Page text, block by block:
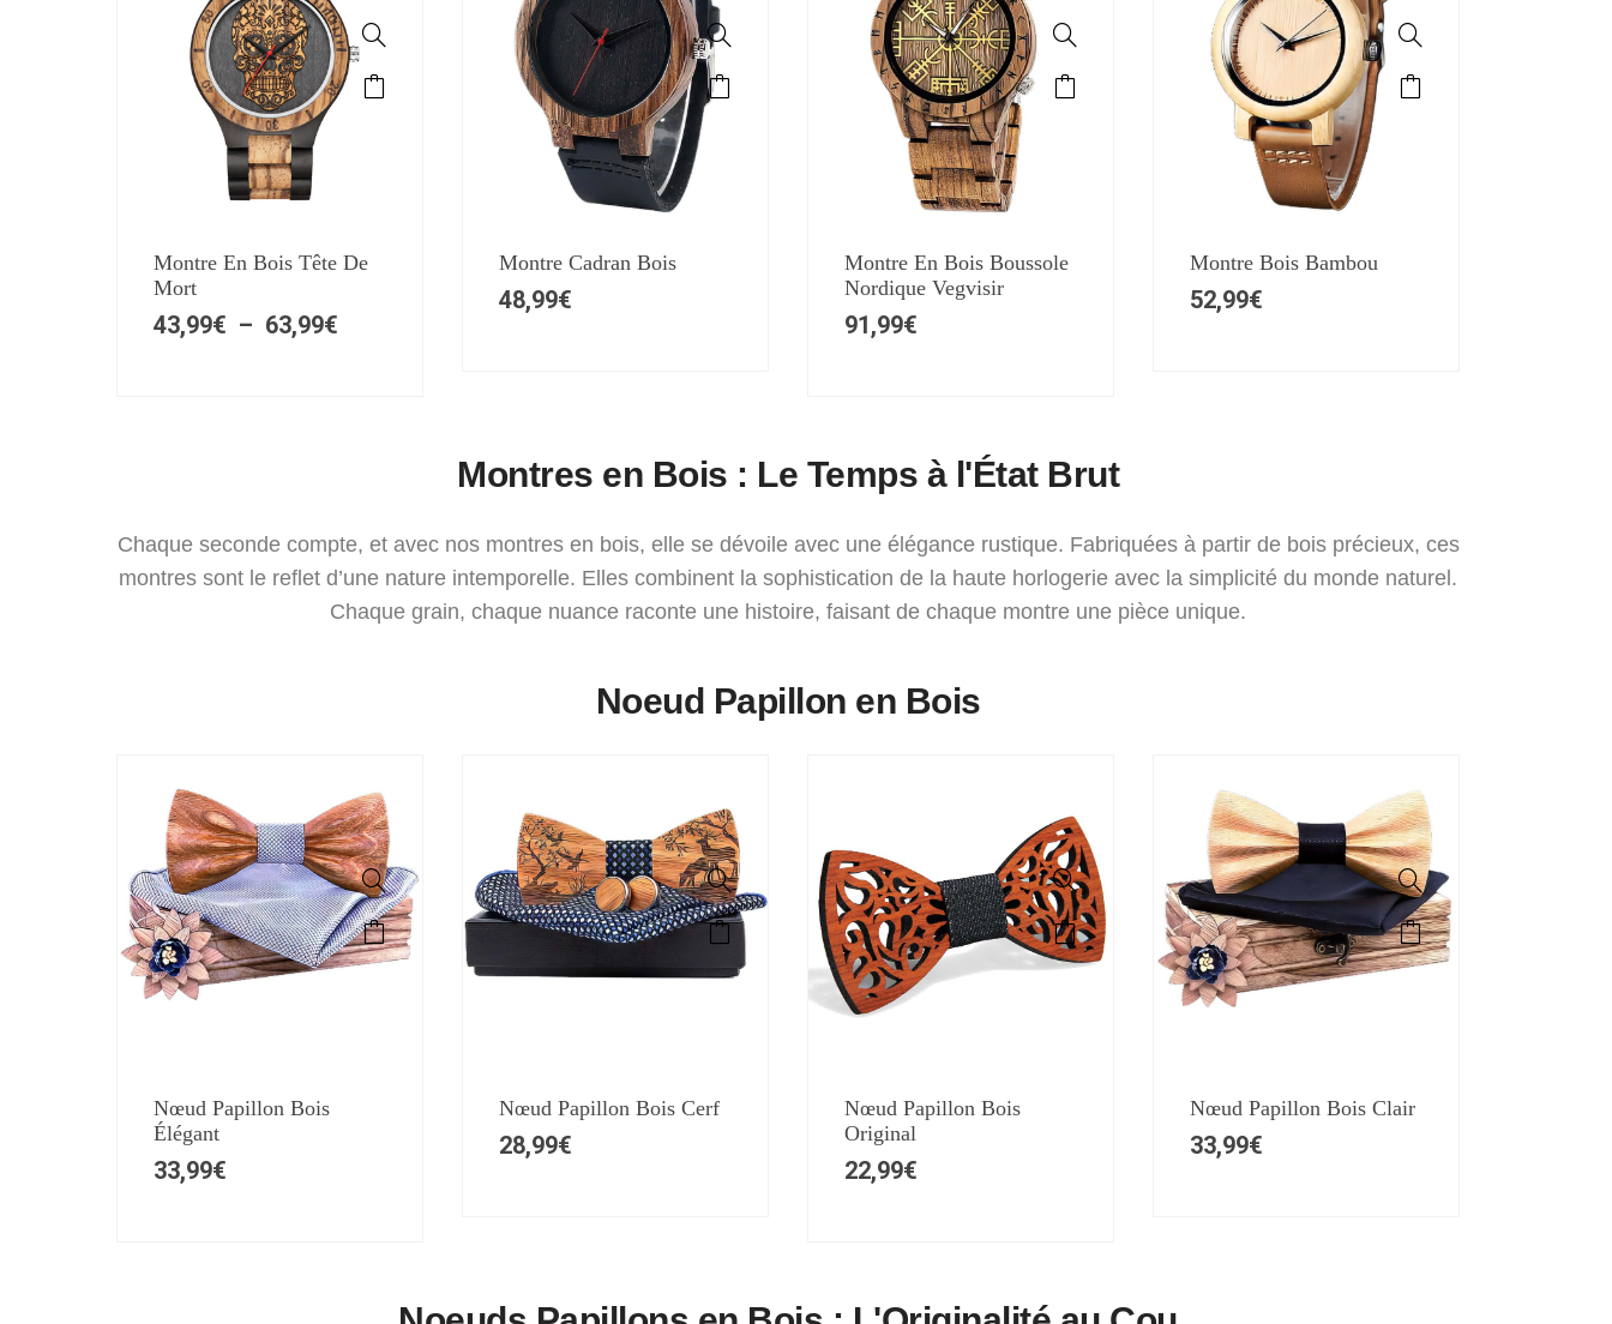
Montre En Bois Tête De
Mort
43,99€ – 63,99€
Montre Cadran Bois
48,99€
Montre En Bois Boussole
Nordique Vegvisir
91,99€
Montre Bois Bambou
52,99€
Montres en Bois : Le Temps à l'État Brut
Chaque seconde compte, et avec nos montres en bois, elle se dévoile avec une élégance rustique. Fabriquées à partir de bois précieux, ces
montres sont le reflet d’une nature intemporelle. Elles combinent la sophistication de la haute horlogerie avec la simplicité du monde naturel.
Chaque grain, chaque nuance raconte une histoire, faisant de chaque montre une pièce unique.
Noeud Papillon en Bois
Nœud Papillon Bois
Élégant
33,99€
Nœud Papillon Bois Cerf
28,99€
Nœud Papillon Bois
Original
22,99€
Nœud Papillon Bois Clair
33,99€